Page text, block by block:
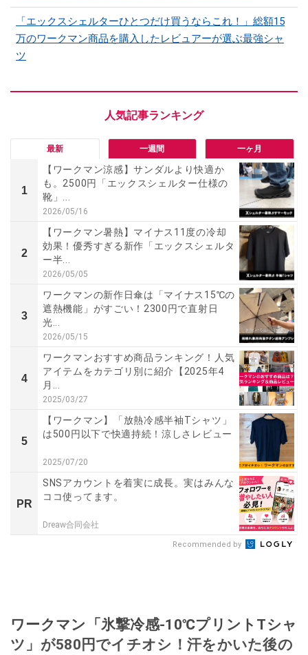
「エックスシェルターひとつだけ買うならこれ！」総額15
万のワークマン商品を購入したレビュアーが選ぶ最強シャ
ツ
最新 一週間 一ヶ月
1
【ワークマン涼感】サンダルより快適か
も。2500円「エックスシェルター仕様の
靴」...
2026/05/16
2
【ワークマン暑熱】マイナス11度の冷却
効果！優秀すぎる新作「エックスシェルタ
ー半...
2026/05/05
3
ワークマンの新作日傘は「マイナス15℃の
遮熱機能」がすごい！2300円で直射日
光...
2026/05/15
4
ワークマンおすすめ商品ランキング！人気
アイテムをカテゴリ別に紹介【2025年4
月...
2025/03/27
5
【ワークマン】「放熱冷感半袖Tシャツ」
は500円以下で快適持続！涼しさレビュー
2025/07/20
PR
SNSアカウントを着実に成長。実はみんな
ココ使ってます。
Dreaw合同会社
Recommended by
ワークマン「氷撃冷感-10℃プリントTシャ
ツ」が580円でイチオシ！汗をかいた後の